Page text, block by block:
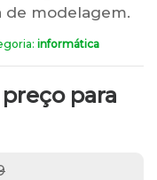
de modelagem.
informática
para